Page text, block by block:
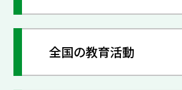
全国の教育活動